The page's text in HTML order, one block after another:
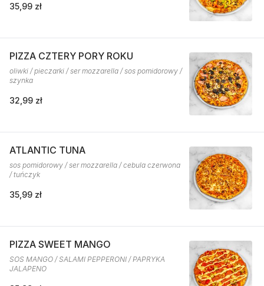
35,99 zł
PIZZA CZTERY PORY ROKU
oliwki / pieczarki / ser mozzarella / sos pomidorowy /
szynka
32,99 zł
ATLANTIC TUNA
sos pomidorowy / ser mozzarella / cebula czerwona
/ tuńczyk
35,99 zł
PIZZA SWEET MANGO
SOS MANGO / SALAMI PEPPERONI / PAPRYKA
JALAPENO